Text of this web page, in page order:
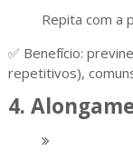
Repita com a
✅ Benefício:
repetitivos),
4.